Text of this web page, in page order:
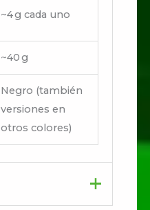
~4 g cada uno
~40 g
Negro (también
versiones en
otros colores)